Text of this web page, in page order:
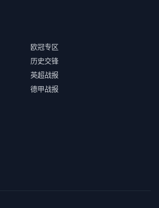
欧冠专区
历史交锋
英超战报
德甲战报